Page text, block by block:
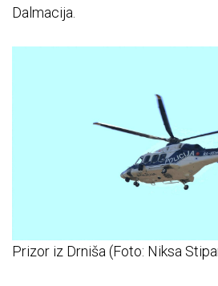
Dalmacija.
Prizor iz Drniša (Foto: Niksa